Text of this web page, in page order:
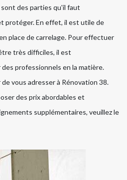
des parties qu'il faut
protéger. En effet, il est utile de
place de carrelage. Pour effectuer
très difficiles, il est
professionnels en la matière.
vous adresser à Rénovation 38.
des prix abordables et
supplémentaires, veuillez le